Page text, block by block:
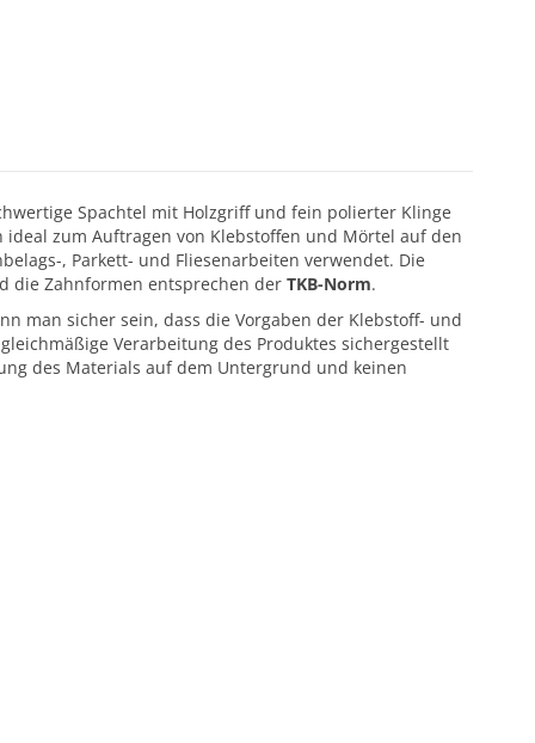
Spachtel mit Holzgriff und fein polierter Klinge
ideal zum Auftragen von Klebstoffen und Mörtel auf den
, Parkett- und Fliesenarbeiten verwendet. Die
die Zahnformen entsprechen derTKB-Norm.
man sicher sein, dass die Vorgaben der Klebstoff- und
Verarbeitung des Produktes sichergestellt
des Materials auf dem Untergrund und keinen